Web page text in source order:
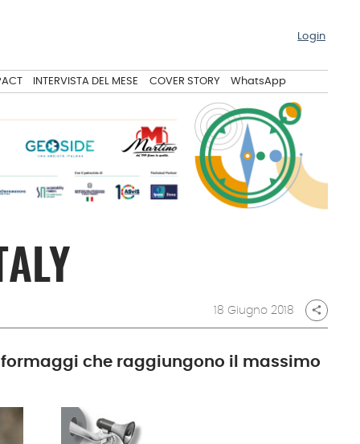
Login
INTERVISTA DEL MESE COVER STORY WhatsApp
18 Giugno 2018 share
che raggiungono il massimo